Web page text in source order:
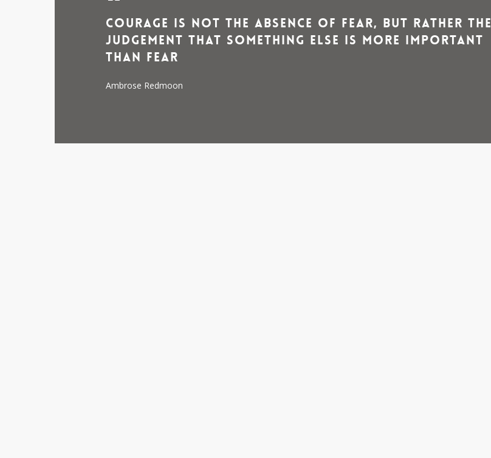
Courage is not the absence of fear, but rather the
judgement that something else is more important
than fear
Ambrose Redmoon